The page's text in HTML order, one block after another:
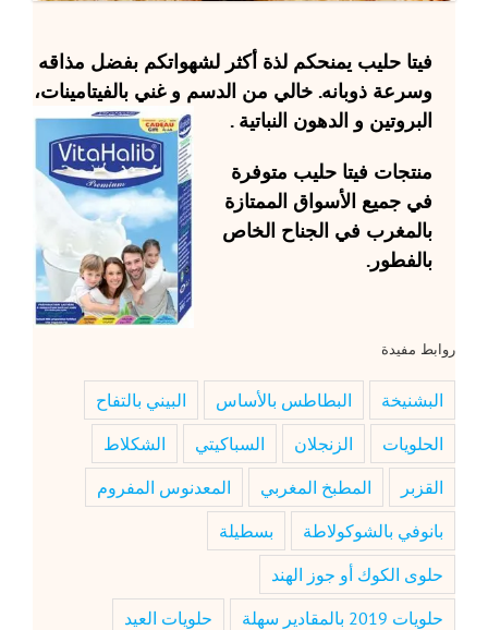
فيتا حليب يمنحكم لذة أكثر لشهواتكم بفضل مذاقه
وسرعة ذوبانه. خالي من الدسم و غني بالفيتامينات،
البروتين و الدهون النباتية .
منتجات فيتا حليب متوفرة
في جميع الأسواق الممتازة
بالمغرب في الجناح الخاص
بالفطور.
روابط مفيدة
البشنيخة البطاطس بالأساس
البيني بالتفاح
الحلويات
الزنجلان السباكيتي
الشكلاط
القزبر
المطبخ المغربي
المعدنوس المفروم
بانوفي بالشوكولاطة
بسطيلة
حلوى الكوك أو جوز الهند
حلويات 2019 بالمقادير سهلة
حلويات العيد